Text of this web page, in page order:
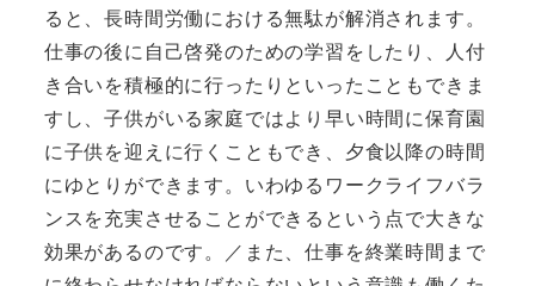
ると、長時間労働における無駄が解消されます。
仕事の後に自己啓発のための学習をしたり、人付
き合いを積極的に行ったりといったこともできま
すし、子供がいる家庭ではより早い時間に保育園
に子供を迎えに行くこともでき、夕食以降の時間
にゆとりができます。いわゆるワークライフバラ
ンスを充実させることができるという点で大きな
効果があるのです。／また、仕事を終業時間まで